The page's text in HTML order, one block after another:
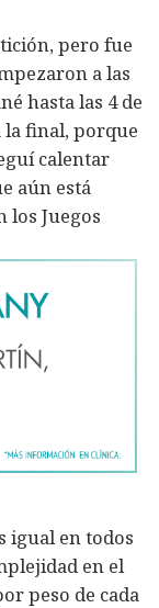
pero fue
a las
hasta las 4 de
la final, porque
calentar
aún está
los Juegos
igual en todos
en el
peso de cada